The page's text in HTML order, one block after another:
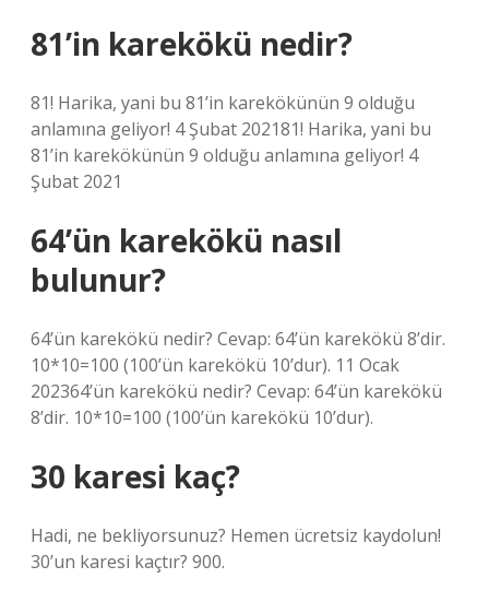
81’in karekökü nedir?
81! Harika, yani bu 81’in karekökünün 9 olduğu
anlamına geliyor! 4 Şubat 202181! Harika, yani bu
81’in karekökünün 9 olduğu anlamına geliyor! 4
Şubat 2021
64’ün karekökü nasıl
bulunur?
64’ün karekökü nedir? Cevap: 64’ün karekökü 8’dir.
10*10=100 (100’ün karekökü 10’dur). 11 Ocak
202364’ün karekökü nedir? Cevap: 64’ün karekökü
8’dir. 10*10=100 (100’ün karekökü 10’dur).
30 karesi kaç?
Hadi, ne bekliyorsunuz? Hemen ücretsiz kaydolun!
30’un karesi kaçtır? 900.